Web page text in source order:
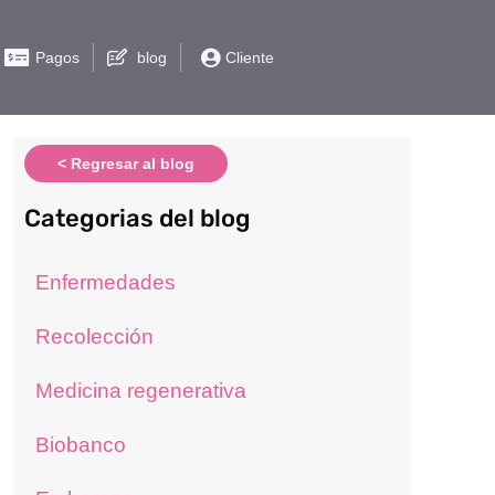
Pagos blog Cliente
< Regresar al blog
Categorias del blog
Enfermedades
Recolección
Medicina regenerativa
Biobanco